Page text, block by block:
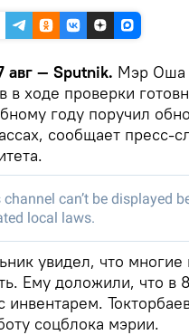
— Sputnik. Мэр
в ходе проверки
году поручил
сообщает пресс-
увидел, что
Ему доложили, что в
соцблока мэрии.